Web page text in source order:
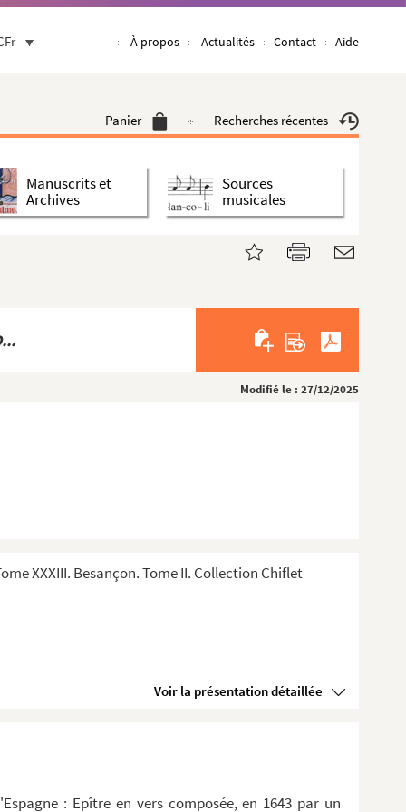
À propos Actualités Contact Aide
Panier Recherches récentes
Manuscrits et
Archives
Sources
musicales
Modifié le : 27/12/2025
XXXIII. Besançon. Tome II. Collection Chiflet
Voir la présentation détaillée
: Epître en vers composée, en 1643 par un